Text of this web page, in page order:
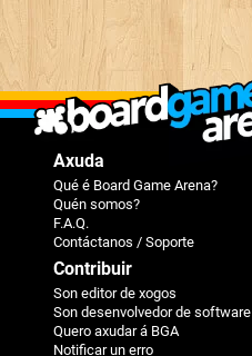
Axuda
Qué é Board Game Arena?
Quén somos?
F.A.Q.
Contáctanos / Soporte
Contribuir
Son editor de xogos
Son desenvolvedor de software
Quero axudar á BGA
Notificar un erro